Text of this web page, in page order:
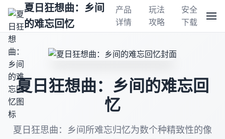
夏日狂想曲：乡间
的难忘回忆
产品
详情
玩法
攻略
安全
下载
夏日狂想曲：乡间的难忘回
忆
夏日狂思曲：乡间所难忘归忆为数个种精致性的像